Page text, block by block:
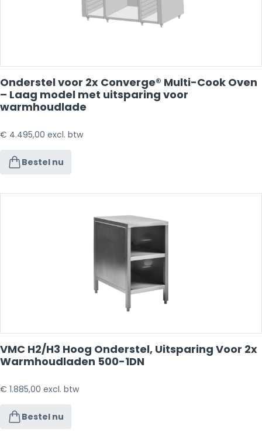
Onderstel voor 2x Converge® Multi-Cook Oven
– Laag model met uitsparing voor
warmhoudlade
€ 4.495,00 excl. btw
Bestel nu
VMC H2/H3 Hoog Onderstel, Uitsparing Voor 2x
Warmhoudladen 500-1DN
€ 1.885,00 excl. btw
Bestel nu